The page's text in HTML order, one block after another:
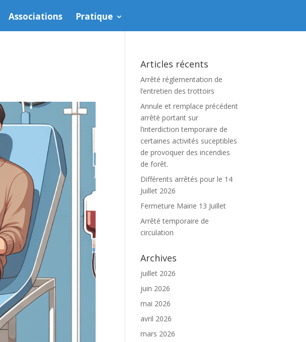
Associations Pratique
Articles récents
Arrêté réglementation de
l’entretien des trottoirs
Annule et remplace précédent
arrêté portant sur
l’interdiction temporaire de
certaines activités suceptibles
de provoquer des incendies
de forêt.
Différents arrêtés pour le 14
Juillet 2026
Fermeture Mairie 13 Juillet
Arrêté temporaire de
circulation
Archives
juillet 2026
juin 2026
mai 2026
avril 2026
mars 2026